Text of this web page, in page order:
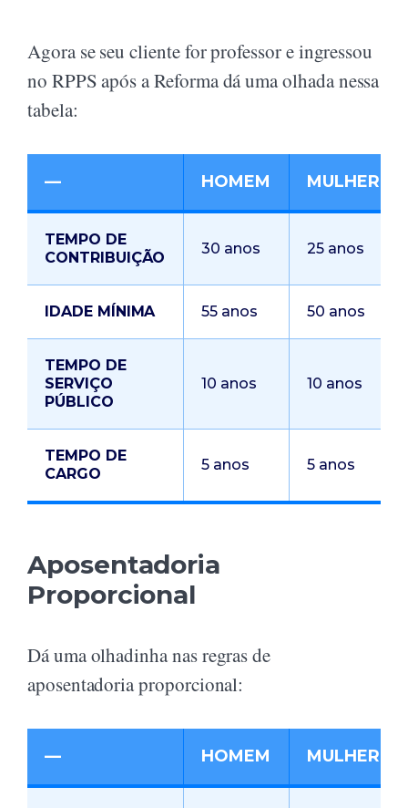
Agora se seu cliente for professor e ingressou
no RPPS após a Reforma dá uma olhada nessa
tabela:
— HOMEM MULHER
TEMPO DE
CONTRIBUIÇÃO
30 anos 25 anos
IDADE MÍNIMA 55 anos 50 anos
TEMPO DE
SERVIÇO
PÚBLICO
10 anos 10 anos
TEMPO DE
CARGO
5 anos 5 anos
Aposentadoria
Proporcional
Dá uma olhadinha nas regras de
aposentadoria proporcional:
— HOMEM MULHER